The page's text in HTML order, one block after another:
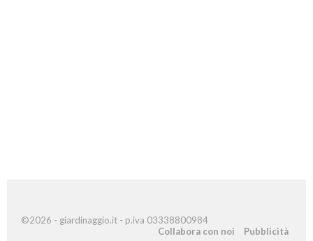
©2026 - giardinaggio.it - p.iva 03338800984
Collabora con noi
Pubblicità